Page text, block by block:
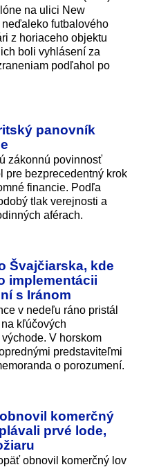
na ulici New
futbalového
z horiaceho objektu
boli vyhlásení za
podľahol po
panovník
zákonnú povinnosť
pre bezprecedentný krok
financie. Podľa
tlak verejnosti a
aférach.
Švajčiarska, kde
implementácii
s Iránom
v nedeľu ráno pristál
kľúčových
V horskom
predstaviteľmi
o porozumení.
komerčný
prvé lode,
obnovil komerčný lov